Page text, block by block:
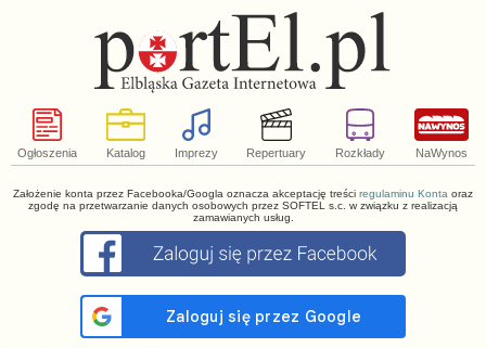
Ogłoszenia Katalog Imprezy Repertuary Rozkłady NaWynos
Założenie konta przez Facebooka/Googla oznacza akceptację treści regulaminu Konta oraz
zgodę na przetwarzanie danych osobowych przez SOFTEL s.c. w związku z realizacją
zamawianych usług.